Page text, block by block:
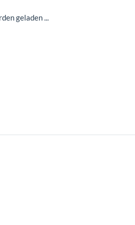
geladen ...